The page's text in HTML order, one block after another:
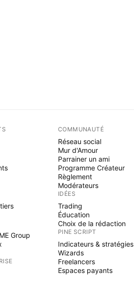
Group
COMMUNAUTÉ
Réseau social
Mur d'Amour
Parrainer un ami
Programme Créateur
Règlement
Modérateurs
IDÉES
Trading
Éducation
Choix de la rédaction
PINE SCRIPT
Indicateurs & stratégies
Wizards
Freelancers
Espaces payants